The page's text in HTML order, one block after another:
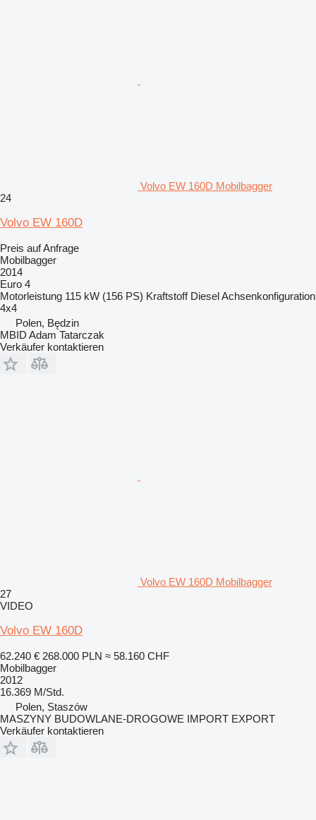
Volvo EW 160D Mobilbagger
24
Volvo EW 160D
Preis auf Anfrage
Mobilbagger
2014
Euro 4
Motorleistung 115 kW (156 PS) Kraftstoff DieselAchsenkonfiguration
4x4
Polen, Będzin
MBID Adam Tatarczak
Verkäufer kontaktieren
Volvo EW 160D Mobilbagger
27
VIDEO
Volvo EW 160D
62.240 € 268.000 PLN ≈ 58.160 CHF
Mobilbagger
2012
16.369 M/Std.
Polen, Staszów
MASZYNY BUDOWLANE-DROGOWE IMPORT EXPORT
Verkäufer kontaktieren